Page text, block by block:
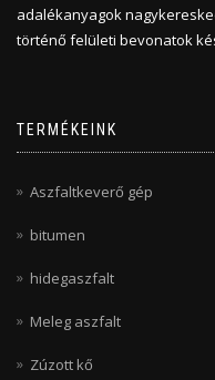
adalékanyagok
történő felületi bevonatok
TERMÉKEINK
Aszfaltkeverő gép
bitumen
hidegaszfalt
Meleg aszfalt
Zúzott kő